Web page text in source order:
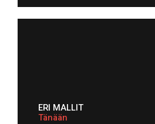
ERI MALLIT
Tänään